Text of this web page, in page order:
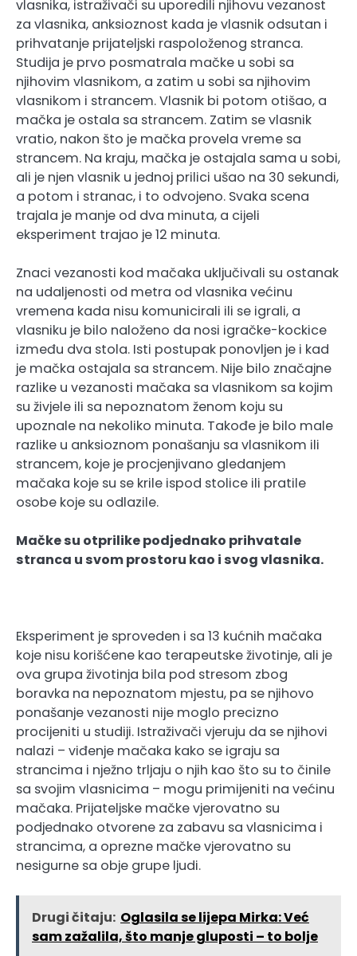
vlasnika, istraživači su uporedili njihovu vezanost
za vlasnika, anksioznost kada je vlasnik odsutan i
prihvatanje prijateljski raspoloženog stranca.
Studija je prvo posmatrala mačke u sobi sa
njihovim vlasnikom, a zatim u sobi sa njihovim
vlasnikom i strancem. Vlasnik bi potom otišao, a
mačka je ostala sa strancem. Zatim se vlasnik
vratio, nakon što je mačka provela vreme sa
strancem. Na kraju, mačka je ostajala sama u sobi,
ali je njen vlasnik u jednoj prilici ušao na 30 sekundi,
a potom i stranac, i to odvojeno. Svaka scena
trajala je manje od dva minuta, a cijeli
eksperiment trajao je 12 minuta.
Znaci vezanosti kod mačaka uključivali su ostanak
na udaljenosti od metra od vlasnika većinu
vremena kada nisu komunicirali ili se igrali, a
vlasniku je bilo naloženo da nosi igračke-kockice
između dva stola. Isti postupak ponovljen je i kad
je mačka ostajala sa strancem. Nije bilo značajne
razlike u vezanosti mačaka sa vlasnikom sa kojim
su živjele ili sa nepoznatom ženom koju su
upoznale na nekoliko minuta. Takođe je bilo male
razlike u anksioznom ponašanju sa vlasnikom ili
strancem, koje je procjenjivano gledanjem
mačaka koje su se krile ispod stolice ili pratile
osobe koje su odlazile.
Mačke su otprilike podjednako prihvatale
stranca u svom prostoru kao i svog vlasnika.
Eksperiment je sproveden i sa 13 kućnih mačaka
koje nisu korišćene kao terapeutske životinje, ali je
ova grupa životinja bila pod stresom zbog
boravka na nepoznatom mjestu, pa se njihovo
ponašanje vezanosti nije moglo precizno
procijeniti u studiji. Istraživači vjeruju da se njihovi
nalazi – viđenje mačaka kako se igraju sa
strancima i nježno trljaju o njih kao što su to činile
sa svojim vlasnicima – mogu primijeniti na većinu
mačaka. Prijateljske mačke vjerovatno su
podjednako otvorene za zabavu sa vlasnicima i
strancima, a oprezne mačke vjerovatno su
nesigurne sa obje grupe ljudi.
Drugi čitaju: Oglasila se lijepa Mirka: Već
sam zažalila, što manje gluposti – to bolje